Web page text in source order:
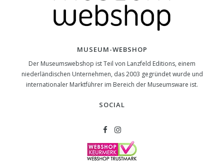
MUSEUM-WEBSHOP
Der Museumswebshop ist Teil von Lanzfeld Editions, einem
niederländischen Unternehmen, das 2003 gegründet wurde und
internationaler Marktführer im Bereich der Museumsware ist.
SOCIAL